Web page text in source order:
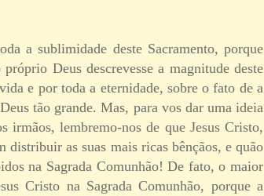
a sublimidade deste Sacramento, porque
Deus descrevesse a magnitude deste
e por toda a eternidade, sobre o fato de a
tão grande. Mas, para vos dar uma ideia
irmãos, lembremo-nos de que Jesus Cristo,
distribuir as suas mais ricas bênçãos, e quão
na Sagrada Comunhão! De fato, o maior
Cristo na Sagrada Comunhão, porque a